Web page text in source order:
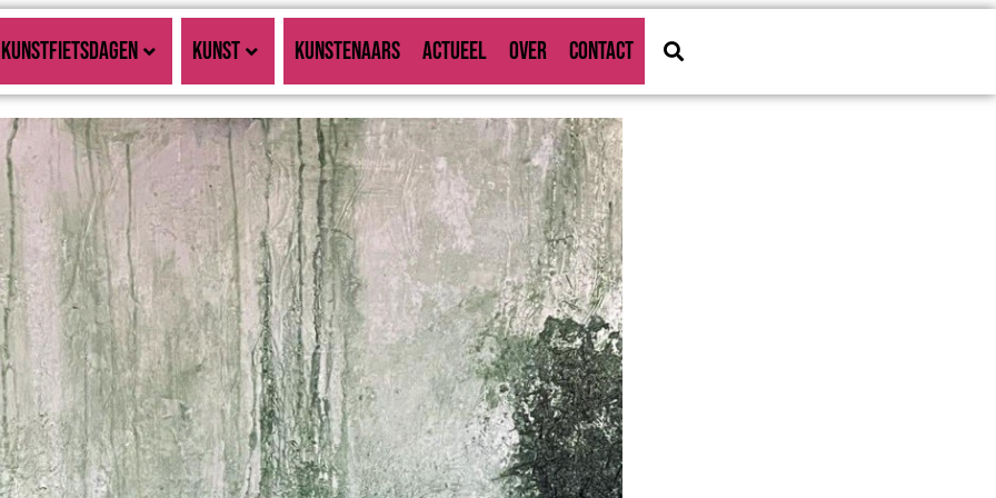
KUNSTFIETSDAGEN KUNST KUNSTENAARS ACTUEEL OVER CONTACT